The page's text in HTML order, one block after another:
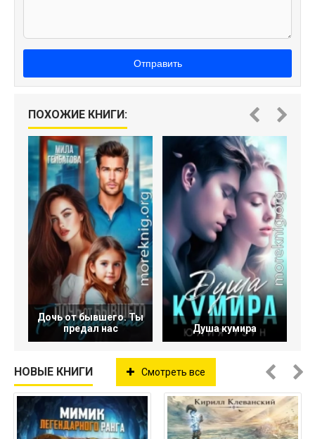
Отправить
ПОХОЖИЕ КНИГИ:
Дочь от бывшего. Ты
предал нас
Душа кумира
НОВЫЕ КНИГИ Смотреть все